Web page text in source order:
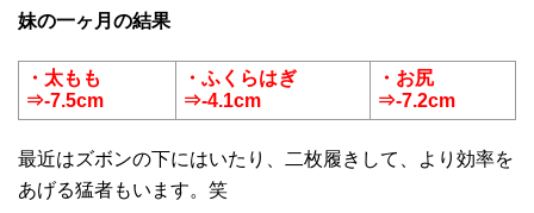
妹の一ヶ月の結果
・太もも
⇒-7.5cm
・ふくらはぎ
⇒-4.1cm
・お尻
⇒-7.2cm
最近はズボンの下にはいたり、二枚履きして、より効率を
あげる猛者もいます。笑